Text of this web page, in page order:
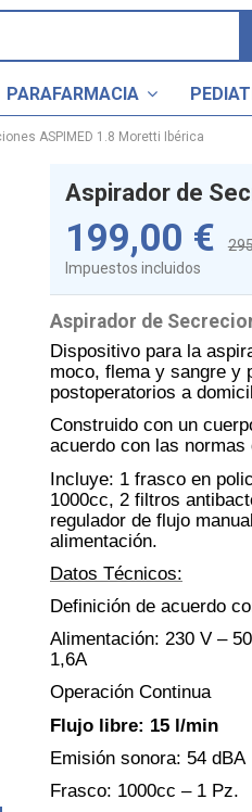
PARAFARMACIA
ASPIMED 1.8 Moretti Ibérica
Aspirador de
199,00 €
Impuestos incluidos
Aspirador de
Dispositivo para la
moco, flema y sangre y
postoperatorios a
Construido con un
acuerdo con las normas
Incluye: 1 frasco en
1000cc, 2 filtros
regulador de flujo
alimentación.
Datos Técnicos:
Definición de acuerdo
Alimentación: 230 V –
1,6A
Operación Continua
Flujo libre: 15 l/min
Emisión sonora: 54 dBA
Frasco: 1000cc – 1 Pz.